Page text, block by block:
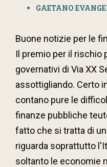
GAETANO
Buone notizie per le
Il premio per il rischio
governativi di Via XX
assottigliando. Certo
contano pure le
finanze pubbliche
fatto che si tratta di
riguarda soprattutto
soltanto le economie